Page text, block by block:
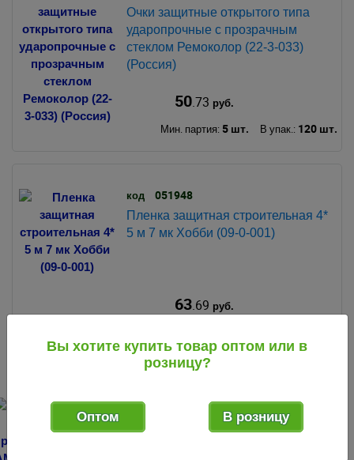
Очки защитные открытого типа
ударопрочные с прозрачным
стеклом Ремоколор (22-3-033)
(Россия)
50.73 руб.
Мин. партия: 5 шт. В упак.: 120 шт.
код 051948
Пленка защитная строительная 4*
5 м 7 мк Хобби (09-0-001)
63.69 руб.
код
Полумаска фильтрующая
противогазоаэрозольная АМ-60
Вы хотите купить товар оптом или в
розницу?
Оптом В розницу